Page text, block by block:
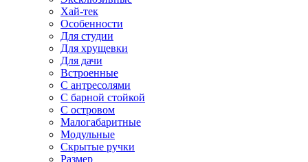
Хай-тек
Особенности
Для студии
Для хрущевки
Для дачи
Встроенные
С антресолями
С барной стойкой
С островом
Малогабаритные
Модульные
Скрытые ручки
Размер